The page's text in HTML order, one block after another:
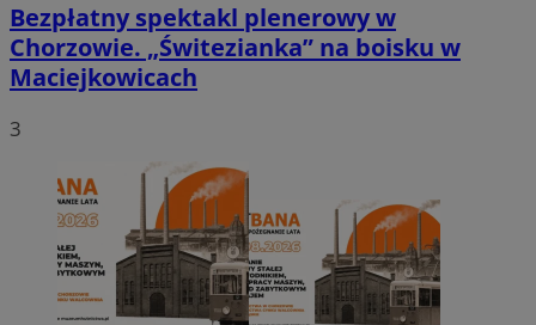
Bezpłatny spektakl plenerowy w
Chorzowie. „Świtezianka” na boisku w
Maciejkowicach
3